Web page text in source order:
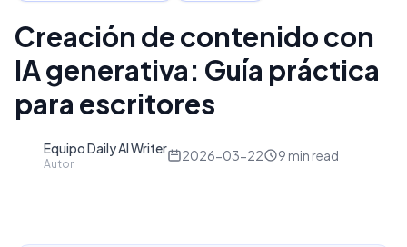
Creación de contenido con
IA generativa: Guía práctica
para escritores
Equipo Daily AI Writer
Autor
2026-03-22 9 min read